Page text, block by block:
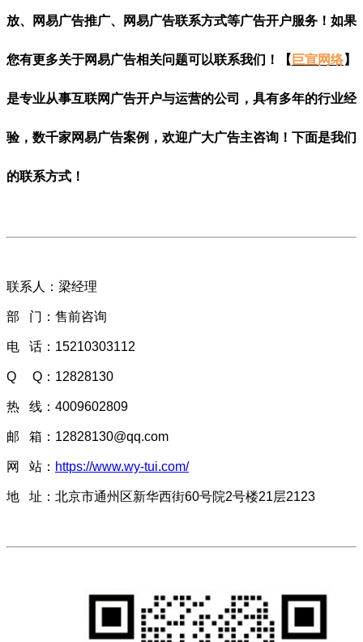
放、网易广告推广、网易广告联系方式等广告开户服务！如果
您有更多关于网易广告相关问题可以联系我们！【 巨宣网络】
是专业从事互联网广告开户与运营的公司，具有多年的行业经
验，数千家网易广告案例，欢迎广大广告主咨询！下面是我们
的联系方式！
联系人：梁经理
部 门：售前咨询
电 话：15210303112
Q Q： 12828130
热 线：4009602809
邮 箱：12828130@qq.com
网 站： https://www.wy-tui.com/
地 址：北京市通州区新华西街60号院2号楼21层2123